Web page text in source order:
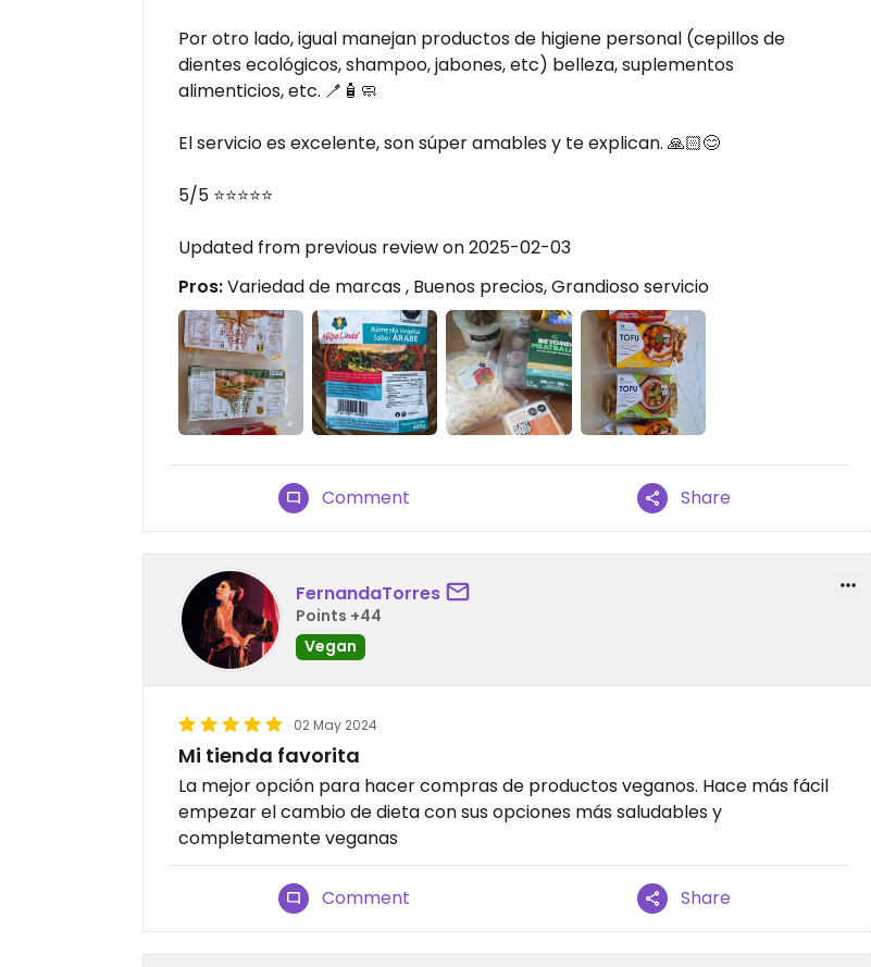
Por otro lado, igual manejan productos de higiene personal (cepillos de
dientes ecológicos, shampoo, jabones, etc) belleza, suplementos
alimenticios, etc. 🪥🧴🧼
El servicio es excelente, son súper amables y te explican. 🙏🏻😊
5/5 ⭐️⭐️⭐️⭐️⭐️
Updated from previous review on 2025-02-03
Pros:Variedad de marcas , Buenos precios, Grandioso servicio
Comment Share
FernandaTorres
Points +44
Vegan
02 May 2024
Mi tienda favorita
La mejor opción para hacer compras de productos veganos. Hace más fácil
empezar el cambio de dieta con sus opciones más saludables y
completamente veganas
Comment Share